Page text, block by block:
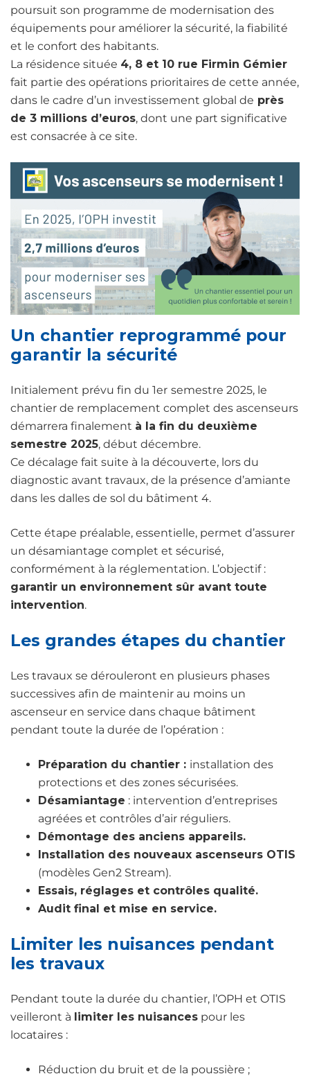
poursuit son programme de modernisation des
équipements pour améliorer la sécurité, la fiabilité
et le confort des habitants.
La résidence située 4, 8 et 10 rue Firmin Gémier
fait partie des opérations prioritaires de cette année,
dans le cadre d’un investissement global de près
de 3 millions d’euros, dont une part significative
est consacrée à ce site.
Un chantier reprogrammé pour
garantir la sécurité
Initialement prévu fin du 1er semestre 2025, le
chantier de remplacement complet des ascenseurs
démarrera finalement à la fin du deuxième
semestre 2025, début décembre.
Ce décalage fait suite à la découverte, lors du
diagnostic avant travaux, de la présence d’amiante
dans les dalles de sol du bâtiment 4.
Cette étape préalable, essentielle, permet d’assurer
un désamiantage complet et sécurisé,
conformément à la réglementation. L’objectif :
garantir un environnement sûr avant toute
intervention.
Les grandes étapes du chantier
Les travaux se dérouleront en plusieurs phases
successives afin de maintenir au moins un
ascenseur en service dans chaque bâtiment
pendant toute la durée de l’opération :
Préparation du chantier : installation des
protections et des zones sécurisées.
Désamiantage : intervention d’entreprises
agréées et contrôles d’air réguliers.
Démontage des anciens appareils.
Installation des nouveaux ascenseurs OTIS
(modèles Gen2 Stream).
Essais, réglages et contrôles qualité.
Audit final et mise en service.
Limiter les nuisances pendant
les travaux
Pendant toute la durée du chantier, l’OPH et OTIS
veilleront à limiter les nuisances pour les
locataires :
Réduction du bruit et de la poussière ;